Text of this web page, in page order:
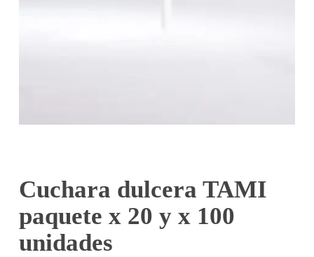
Cuchara dulcera TAMI
paquete x 20 y x 100
unidades